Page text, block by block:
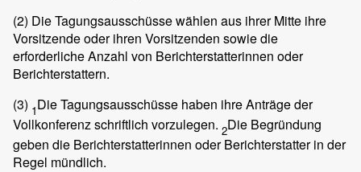
(2) Die Tagungsausschüsse wählen aus ihrer Mitte ihre
Vorsitzende oder ihren Vorsitzenden sowie die
erforderliche Anzahl von Berichterstatterinnen oder
Berichterstattern.
(3) 1Die Tagungsausschüsse haben ihre Anträge der
Vollkonferenz schriftlich vorzulegen. 2Die Begründung
geben die Berichterstatterinnen oder Berichterstatter in der
Regel mündlich.